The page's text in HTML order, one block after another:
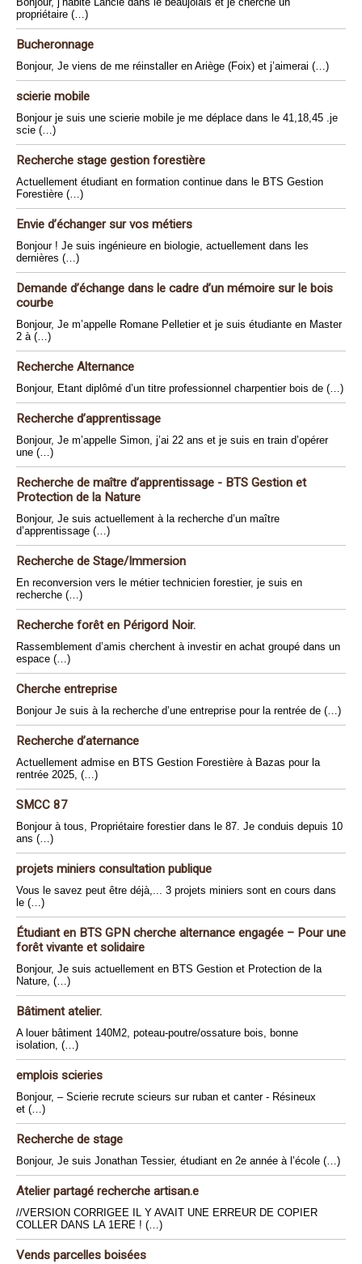
propriétaire (…)
Bucheronnage
Bonjour, Je viens de me réinstaller en Ariège (Foix) et j’aimerai (…)
scierie mobile
Bonjour je suis une scierie mobile je me déplace dans le 41,18,45 .je
scie (…)
Recherche stage gestion forestière
Actuellement étudiant en formation continue dans le BTS Gestion
Forestière (…)
Envie d’échanger sur vos métiers
Bonjour ! Je suis ingénieure en biologie, actuellement dans les
dernières (…)
Demande d’échange dans le cadre d’un mémoire sur le bois
courbe
Bonjour, Je m’appelle Romane Pelletier et je suis étudiante en Master
2 à (…)
Recherche Alternance
Bonjour, Etant diplômé d’un titre professionnel charpentier bois de (…)
Recherche d’apprentissage
Bonjour, Je m’appelle Simon, j’ai 22 ans et je suis en train d’opérer
une (…)
Recherche de maître d’apprentissage - BTS Gestion et
Protection de la Nature
Bonjour, Je suis actuellement à la recherche d’un maître
d’apprentissage (…)
Recherche de Stage/Immersion
En reconversion vers le métier technicien forestier, je suis en
recherche (…)
Recherche forêt en Périgord Noir.
Rassemblement d’amis cherchent à investir en achat groupé dans un
espace (…)
Cherche entreprise
Bonjour Je suis à la recherche d’une entreprise pour la rentrée de (…)
Recherche d’aternance
Actuellement admise en BTS Gestion Forestière à Bazas pour la
rentrée 2025, (…)
SMCC 87
Bonjour à tous, Propriétaire forestier dans le 87. Je conduis depuis 10
ans (…)
projets miniers consultation publique
Vous le savez peut être déjà,... 3 projets miniers sont en cours dans
le (…)
Étudiant en BTS GPN cherche alternance engagée – Pour une
forêt vivante et solidaire
Bonjour, Je suis actuellement en BTS Gestion et Protection de la
Nature, (…)
Bâtiment atelier.
A louer bâtiment 140M2, poteau-poutre/ossature bois, bonne
isolation, (…)
emplois scieries
Bonjour, – Scierie recrute scieurs sur ruban et canter - Résineux
et (…)
Recherche de stage
Bonjour, Je suis Jonathan Tessier, étudiant en 2e année à l’école (…)
Atelier partagé recherche artisan.e
//VERSION CORRIGEE IL Y AVAIT UNE ERREUR DE COPIER
COLLER DANS LA 1ERE ! (…)
Vends parcelles boisées